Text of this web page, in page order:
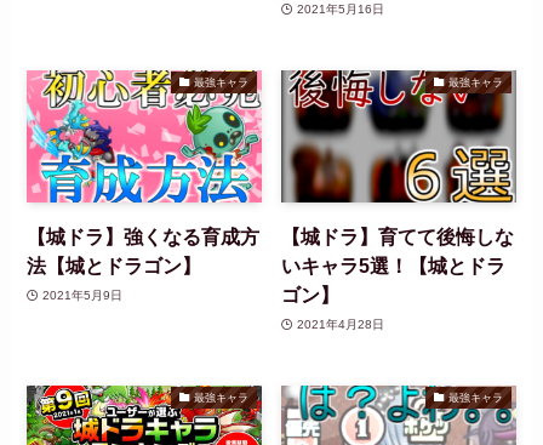
2021年5月16日
最強キャラ
【城ドラ】強くなる育成方
法【城とドラゴン】
2021年5月9日
最強キャラ
【城ドラ】育てて後悔しな
いキャラ5選！【城とドラ
ゴン】
2021年4月28日
最強キャラ 最強キャラ